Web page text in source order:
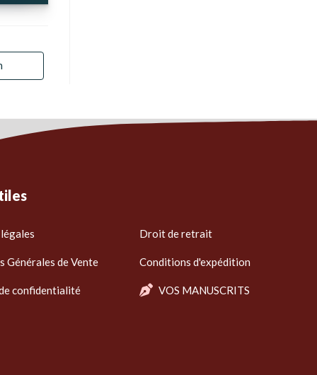
Générales de Vente
confidentialité
Droit de retrait
Conditions d'expédition
VOS MANUSCRITS